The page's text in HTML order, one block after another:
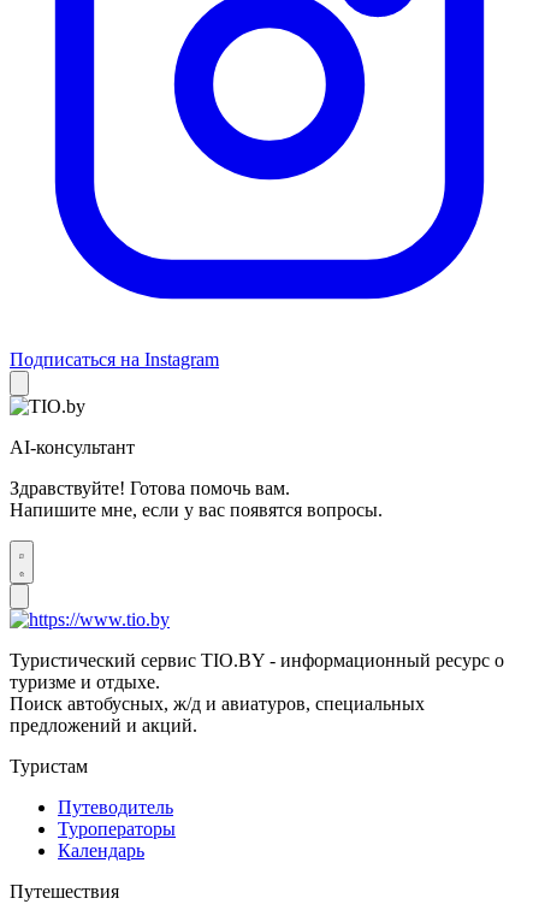
Подписаться на Instagram
AI-консультант
Здравствуйте! Готова помочь вам.
Напишите мне, если у вас появятся вопросы.
Туристический сервис TIO.BY - информационный ресурс о
туризме и отдыхе.
Поиск автобусных, ж/д и авиатуров, специальных
предложений и акций.
Туристам
Путеводитель
Туроператоры
Календарь
Путешествия